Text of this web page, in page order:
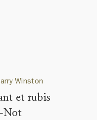
Winston
et rubis
Not